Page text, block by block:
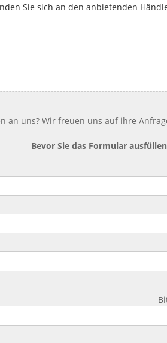
Sie sich an den anbietenden
an uns? Wir freuen uns auf ihre
Bevor Sie das Formular